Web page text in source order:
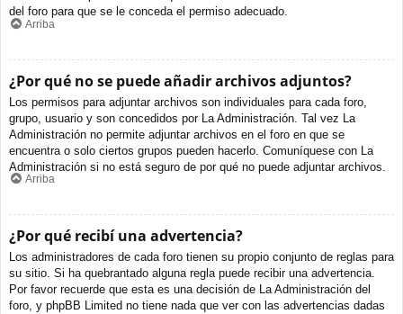
del foro para que se le conceda el permiso adecuado.
Arriba
¿Por qué no se puede añadir archivos adjuntos?
Los permisos para adjuntar archivos son individuales para cada foro,
grupo, usuario y son concedidos por La Administración. Tal vez La
Administración no permite adjuntar archivos en el foro en que se
encuentra o solo ciertos grupos pueden hacerlo. Comuníquese con La
Administración si no está seguro de por qué no puede adjuntar archivos.
Arriba
¿Por qué recibí una advertencia?
Los administradores de cada foro tienen su propio conjunto de reglas para
su sitio. Si ha quebrantado alguna regla puede recibir una advertencia.
Por favor recuerde que esta es una decisión de La Administración del
foro, y phpBB Limited no tiene nada que ver con las advertencias dadas